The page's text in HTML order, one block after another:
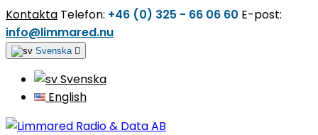
Kontakta Telefon: +46 (0) 325 - 66 06 60 E-post:
info@limmared.nu
Svenska 
Svenska
English